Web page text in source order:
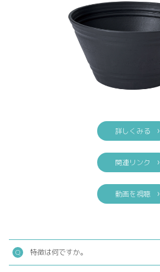
詳しくみる
関連リンク
動画を視聴
特徴は何ですか。